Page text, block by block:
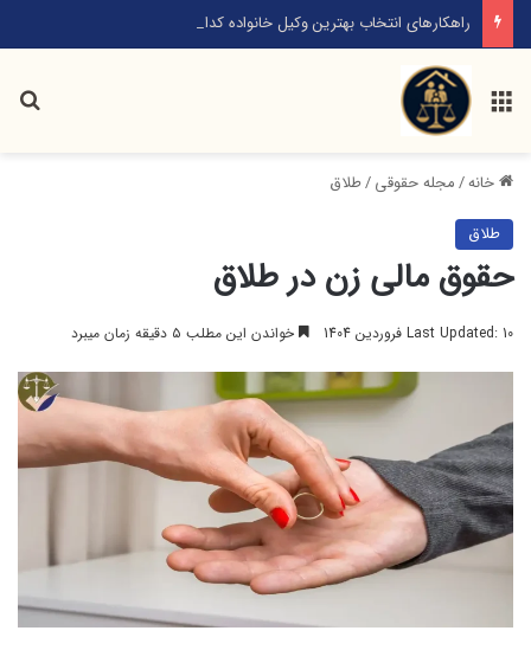
راهکارهای انتخاب بهترین وکیل خانواده کدامند؟
منو
خانه/مجله حقوقی/طلاق
طلاق
حقوق مالی زن در طلاق
Last Updated: 10 فروردین 1404 خواندن این مطلب ۵ دقیقه زمان میبرد